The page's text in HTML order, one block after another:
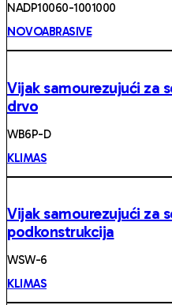
NADP10060-1001000
NOVOABRASIVE
Vijak samourezujući za
drvo
WB6P-D
KLIMAS
Vijak samourezujući za
podkonstrukcija
WSW-6
KLIMAS